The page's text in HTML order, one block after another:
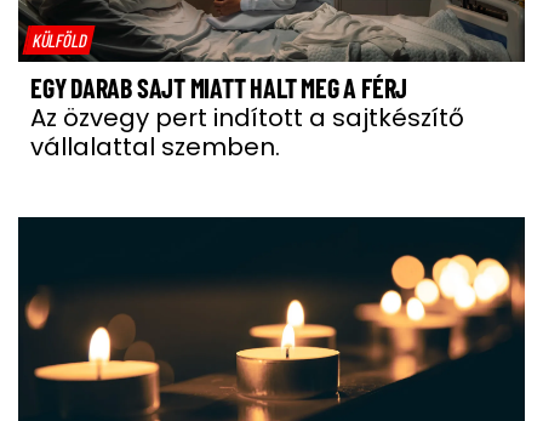
KÜLFÖLD
EGY DARAB SAJT MIATT HALT MEG A FÉRJ
Az özvegy pert indított a sajtkészítő
vállalattal szemben.